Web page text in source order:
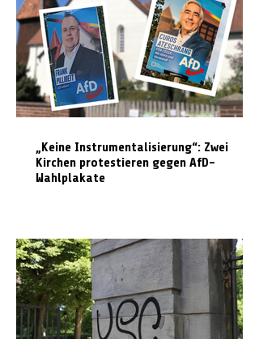
„Keine Instrumentalisierung“: Zwei
Kirchen protestieren gegen AfD-
Wahlplakate